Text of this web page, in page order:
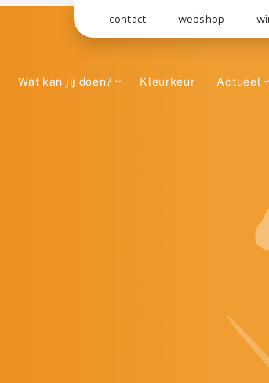
contact webshop
Wat kan jij doen? Kleurkeur Actueel